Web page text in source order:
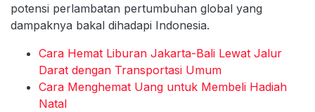
potensi perlambatan pertumbuhan global yang
dampaknya bakal dihadapi Indonesia.
Cara Hemat Liburan Jakarta-Bali Lewat Jalur
Darat dengan Transportasi Umum
Cara Menghemat Uang untuk Membeli Hadiah
Natal